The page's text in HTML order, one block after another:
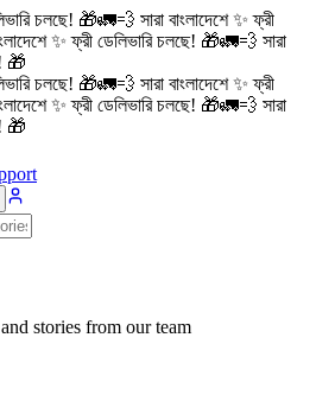
চলছে! 🎁🚛💨 সারা বাংলাদেশে ✨ ফ্রী
✨ ফ্রী ডেলিভারি চলছে! 🎁🚛💨 সারা
🎁
চলছে! 🎁🚛💨 সারা বাংলাদেশে ✨ ফ্রী
✨ ফ্রী ডেলিভারি চলছে! 🎁🚛💨 সারা
🎁
stories from our team